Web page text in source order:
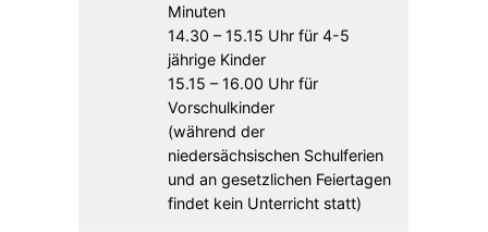
Minuten
14.30 – 15.15 Uhr für 4-5
jährige Kinder
15.15 – 16.00 Uhr für
Vorschulkinder
(während der
niedersächsischen Schulferien
und an gesetzlichen Feiertagen
findet kein Unterricht statt)